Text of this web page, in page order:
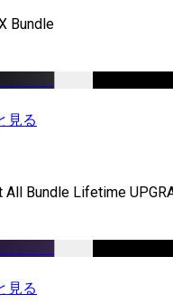
Bundle
見る
All Bundle Lifetime
見る